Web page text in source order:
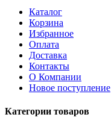
Каталог
Корзина
Избранное
Оплата
Доставка
Контакты
О Компании
Новое поступление
Категории товаров